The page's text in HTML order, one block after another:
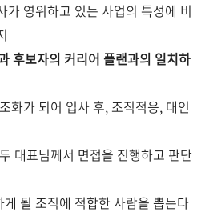
가 영위하고 있는 사업의 특성에 비
후보자의 커리어 플랜과의 일치하
화가 되어 입사 후, 조직적응, 대인
대표님께서 면접을 진행하고 판단
될 조직에 적합한 사람을 뽑는다